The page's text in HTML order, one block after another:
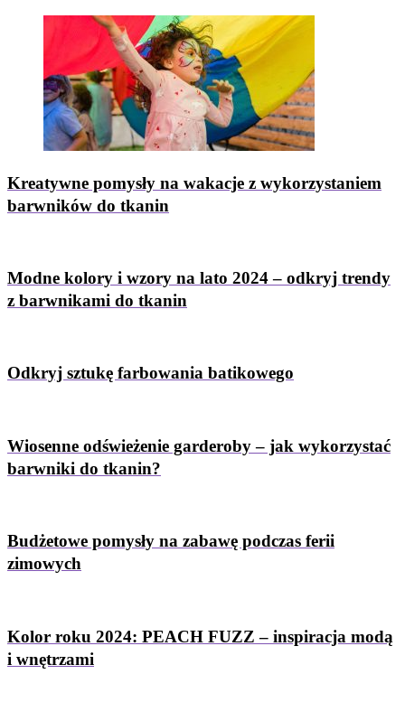
Kreatywne pomysły na wakacje z wykorzystaniem
barwników do tkanin
Modne kolory i wzory na lato 2024 – odkryj trendy
z barwnikami do tkanin
Odkryj sztukę farbowania batikowego
Wiosenne odświeżenie garderoby – jak wykorzystać
barwniki do tkanin?
Budżetowe pomysły na zabawę podczas ferii
zimowych
Kolor roku 2024: PEACH FUZZ – inspiracja modą
i wnętrzami